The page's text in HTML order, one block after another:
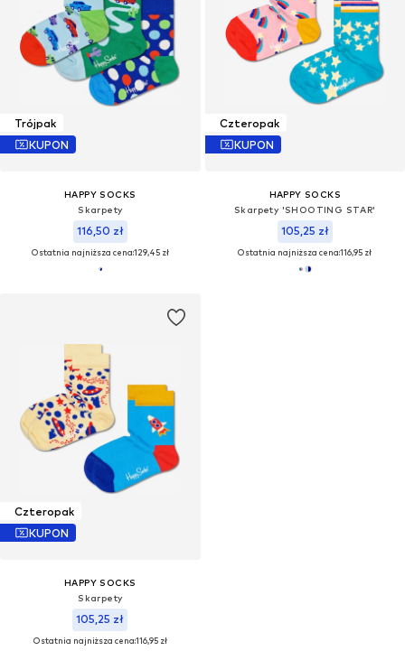
Trójpak
KUPON
HAPPY SOCKS
Skarpety
116,50 zł
Ostatnia najniższa cena:129,45 zł
Czteropak
KUPON
HAPPY SOCKS
Skarpety 'SHOOTING STAR'
105,25 zł
Ostatnia najniższa cena:116,95 zł
Czteropak
KUPON
HAPPY SOCKS
Skarpety
105,25 zł
Ostatnia najniższa cena:116,95 zł